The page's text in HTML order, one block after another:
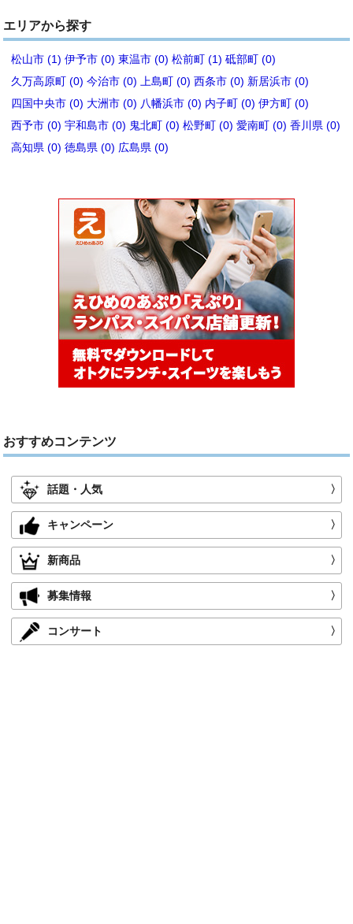
エリアから探す
松山市 (1) 伊予市 (0) 東温市 (0) 松前町 (1) 砥部町 (0)
久万高原町 (0) 今治市 (0) 上島町 (0) 西条市 (0) 新居浜市 (0)
四国中央市 (0) 大洲市 (0) 八幡浜市 (0) 内子町 (0) 伊方町 (0)
西予市 (0) 宇和島市 (0) 鬼北町 (0) 松野町 (0) 愛南町 (0) 香川県 (0)
高知県 (0) 徳島県 (0) 広島県 (0)
おすすめコンテンツ
話題・人気 〉
キャンペーン 〉
新商品 〉
募集情報 〉
コンサート 〉